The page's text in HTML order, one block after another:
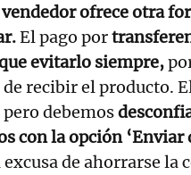
ofrece otra
El pago por
evitarlo siempre,
recibir el producto.
debemos
con la opción
excusa de ahorrarse la